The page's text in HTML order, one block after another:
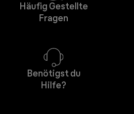
Häufig Gestellte
Fragen
Benötigst du
Hilfe?